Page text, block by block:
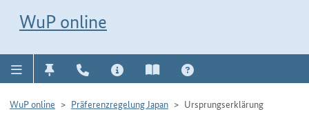
WuP online
WuP online Präferenzregelung Japan Ursprungserklärung